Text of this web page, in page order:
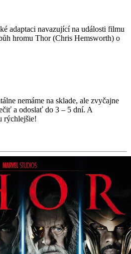
adaptaci navazující na události filmu
hromu Thor (Chris Hemsworth) o
nemáme na sklade, ale zvyčajne
a odoslať do 3 – 5 dní. A
rýchlejšie!